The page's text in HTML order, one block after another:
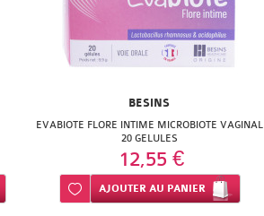
BESINS
EVABIOTE FLORE INTIME MICROBIOTE VAGINAL
20 GELULES
12,55 €
Ajouter à ma liste d’envie
AJOUTERAU PANIER